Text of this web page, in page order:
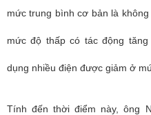
mức trung bình cơ bản là
mức độ thấp có tác động
dụng nhiều điện được giảm ở
Tính đến thời điểm này, ông